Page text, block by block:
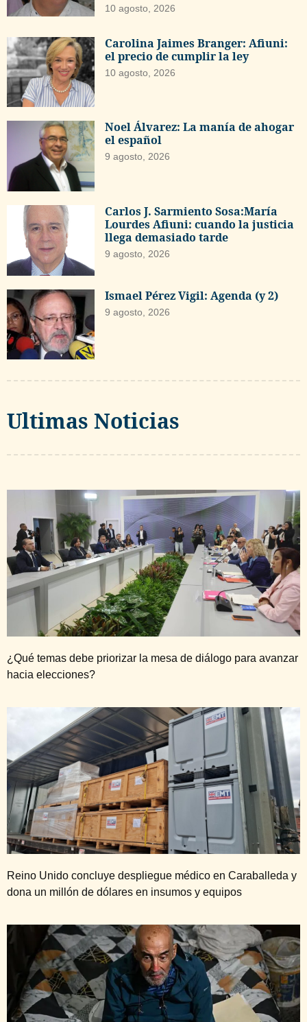
10 agosto, 2026
Carolina Jaimes Branger: Afiuni:
el precio de cumplir la ley
10 agosto, 2026
Noel Álvarez: La manía de ahogar
el español
9 agosto, 2026
Carlos J. Sarmiento Sosa:María
Lourdes Afiuni: cuando la justicia
llega demasiado tarde
9 agosto, 2026
Ismael Pérez Vigil: Agenda (y 2)
9 agosto, 2026
Ultimas Noticias
¿Qué temas debe priorizar la mesa de diálogo para avanzar
hacia elecciones?
Reino Unido concluye despliegue médico en Caraballeda y
dona un millón de dólares en insumos y equipos